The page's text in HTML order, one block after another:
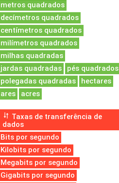
metros quadrados
decímetros quadrados
centímetros quadrados
milímetros quadrados
milhas quadradas
jardas quadradas
pés quadrados
polegadas quadradas
hectares
ares
acres
Taxas de transferência de
dados
Bits por segundo
Kilobits por segundo
Megabits por segundo
Gigabits por segundo